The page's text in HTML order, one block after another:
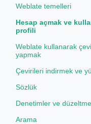
Weblate temelleri
Hesap açmak ve
profili
Weblate kullanarak
yapmak
Çevirileri indirmek ve
Sözlük
Denetimler ve
Arama